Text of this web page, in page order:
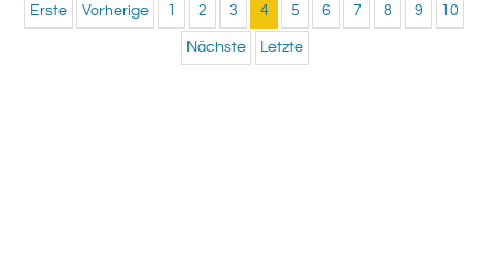
Erste Vorherige 2 3 4 5 6 7 8 9 10
Nächste Letzte